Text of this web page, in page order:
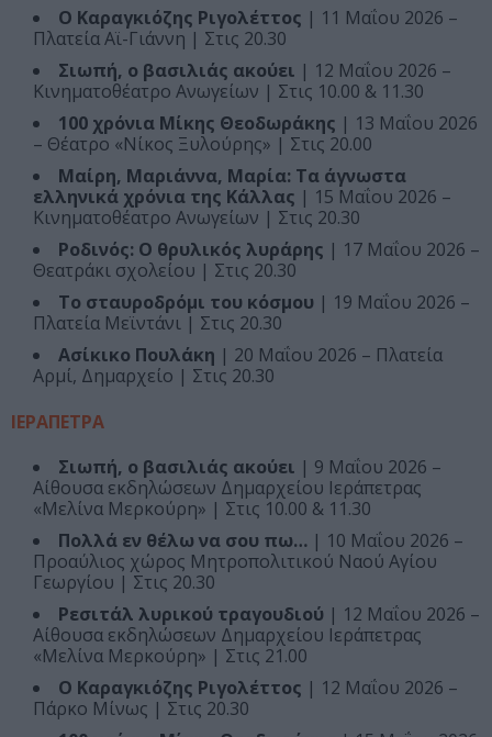
Ο Καραγκιόζης Ριγολέττος | 11 Μαΐου 2026 –
Πλατεία Αϊ-Γιάννη | Στις 20.30
Σιωπή, ο βασιλιάς ακούει | 12 Μαΐου 2026 –
Κινηματοθέατρο Ανωγείων | Στις 10.00 & 11.30
100 χρόνια Μίκης Θεοδωράκης | 13 Μαΐου 2026
– Θέατρο «Νίκος Ξυλούρης» | Στις 20.00
Μαίρη, Μαριάννα, Μαρία: Τα άγνωστα
ελληνικά χρόνια της Κάλλας | 15 Μαΐου 2026 –
Κινηματοθέατρο Ανωγείων | Στις 20.30
Ροδινός: O θρυλικός λυράρης | 17 Μαΐου 2026 –
Θεατράκι σχολείου | Στις 20.30
Το σταυροδρόμι του κόσμου | 19 Μαΐου 2026 –
Πλατεία Μεϊντάνι | Στις 20.30
Ασίκικο Πουλάκη | 20 Μαΐου 2026 – Πλατεία
Αρμί, Δημαρχείο | Στις 20.30
ΙΕΡΑΠΕΤΡΑ
Σιωπή, ο βασιλιάς ακούει | 9 Μαΐου 2026 –
Αίθουσα εκδηλώσεων Δημαρχείου Ιεράπετρας
«Μελίνα Μερκούρη» | Στις 10.00 & 11.30
Πολλά εν θέλω να σου πω… | 10 Μαΐου 2026 –
Προαύλιος χώρος Μητροπολιτικού Ναού Αγίου
Γεωργίου | Στις 20.30
Ρεσιτάλ λυρικού τραγουδιού | 12 Μαΐου 2026 –
Αίθουσα εκδηλώσεων Δημαρχείου Ιεράπετρας
«Μελίνα Μερκούρη» | Στις 21.00
Ο Καραγκιόζης Ριγολέττος | 12 Μαΐου 2026 –
Πάρκο Μίνως | Στις 20.30